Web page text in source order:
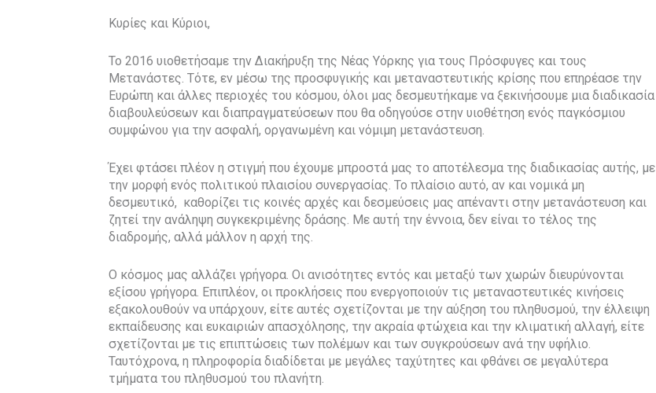
Κυρίες και Κύριοι,
Το 2016 υιοθετήσαμε την Διακήρυξη της Νέας Υόρκης για τους Πρόσφυγες και τους
Μετανάστες. Τότε, εν μέσω της προσφυγικής και μεταναστευτικής κρίσης που επηρέασε την
Ευρώπη και άλλες περιοχές του κόσμου, όλοι μας δεσμευτήκαμε να ξεκινήσουμε μια διαδικασία
διαβουλεύσεων και διαπραγματεύσεων που θα οδηγούσε στην υιοθέτηση ενός παγκόσμιου
συμφώνου για την ασφαλή, οργανωμένη και νόμιμη μετανάστευση.
Έχει φτάσει πλέον η στιγμή που έχουμε μπροστά μας το αποτέλεσμα της διαδικασίας αυτής, με
την μορφή ενός πολιτικού πλαισίου συνεργασίας. Το πλαίσιο αυτό, αν και νομικά μη
δεσμευτικό, καθορίζει τις κοινές αρχές και δεσμεύσεις μας απέναντι στην μετανάστευση και
ζητεί την ανάληψη συγκεκριμένης δράσης. Με αυτή την έννοια, δεν είναι το τέλος της
διαδρομής, αλλά μάλλον η αρχή της.
Ο κόσμος μας αλλάζει γρήγορα. Οι ανισότητες εντός και μεταξύ των χωρών διευρύνονται
εξίσου γρήγορα. Επιπλέον, οι προκλήσεις που ενεργοποιούν τις μεταναστευτικές κινήσεις
εξακολουθούν να υπάρχουν, είτε αυτές σχετίζονται με την αύξηση του πληθυσμού, την έλλειψη
εκπαίδευσης και ευκαιριών απασχόλησης, την ακραία φτώχεια και την κλιματική αλλαγή, είτε
σχετίζονται με τις επιπτώσεις των πολέμων και των συγκρούσεων ανά την υφήλιο.
Ταυτόχρονα, η πληροφορία διαδίδεται με μεγάλες ταχύτητες και φθάνει σε μεγαλύτερα
τμήματα του πληθυσμού του πλανήτη.